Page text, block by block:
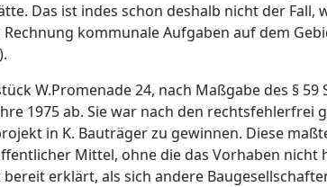
Das ist indes schon deshalb nicht der Fall,
kommunale Aufgaben auf dem
W.Promenade 24, nach Maßgabe des § 59
1975 ab. Sie war nach den rechtsfehlerfrei
in K. Bauträger zu gewinnen. Diese
Mittel, ohne die das Vorhaben nicht
erklärt, als sich andere